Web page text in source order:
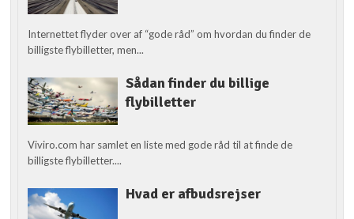
Internettet flyder over af “gode råd” om hvordan du finder de
billigste flybilletter, men...
Sådan finder du billige
flybilletter
Viviro.com har samlet en liste med gode råd til at finde de
billigste flybilletter....
Hvad er afbudsrejser